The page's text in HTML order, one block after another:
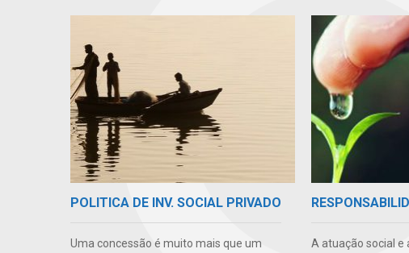
POLITICA DE INV. SOCIAL PRIVADO
Uma concessão é muito mais que um
A atuação social